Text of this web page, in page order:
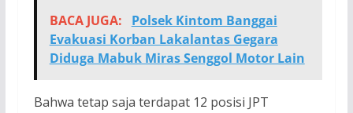
BACA JUGA:
Polsek Kintom Banggai
Evakuasi Korban Lakalantas Gegara
Diduga Mabuk Miras Senggol Motor Lain
Bahwa tetap saja terdapat 12 posisi JPT